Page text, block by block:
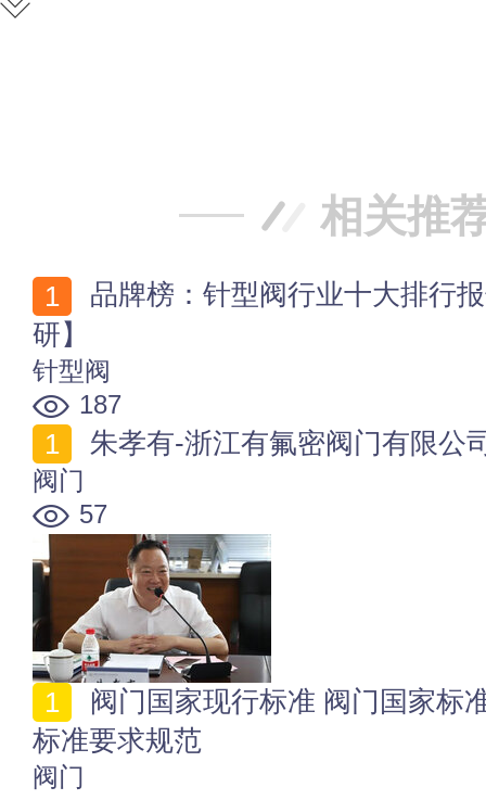
相关推
研】
针型阀
187
朱孝有-浙江有氟密阀门有限公
阀门
57
标准要求规范
阀门